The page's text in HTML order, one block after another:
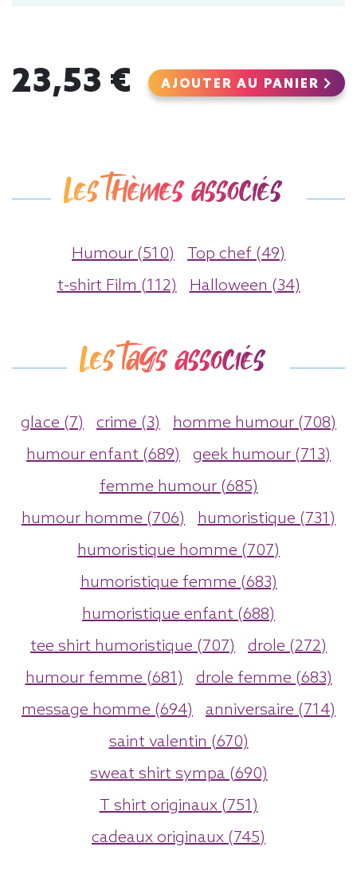
23,53 € AJOUTER AU PANIER
Les thèmes associés
Humour (510)
Top chef (49)
t-shirt Film (112)
Halloween (34)
Les tags associés
glace (7) crime (3)
homme humour (708)
humour enfant (689)
geek humour (713)
femme humour (685)
humour homme (706)
humoristique (731)
humoristique homme (707)
humoristique femme (683)
humoristique enfant (688)
tee shirt humoristique (707)
drole (272)
humour femme (681)
drole femme (683)
message homme (694)
anniversaire (714)
saint valentin (670)
sweat shirt sympa (690)
T shirt originaux (751)
cadeaux originaux (745)